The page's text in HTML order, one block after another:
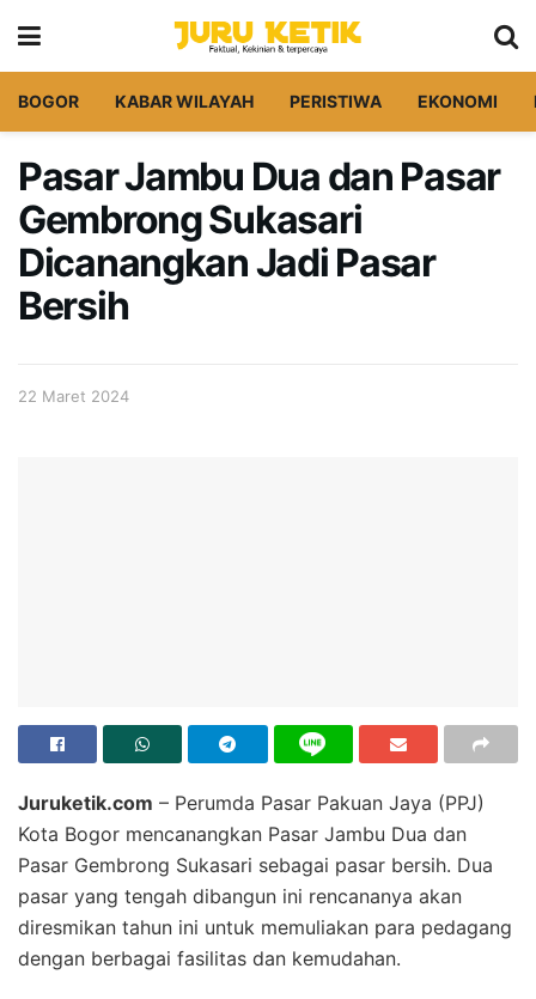
BOGOR KABAR WILAYAH PERISTIWA EKONOMI
Pasar Jambu Dua dan Pasar
Gembrong Sukasari
Dicanangkan Jadi Pasar
Bersih
22 Maret 2024
Juruketik.com – Perumda Pasar Pakuan Jaya (PPJ)
Kota Bogor mencanangkan Pasar Jambu Dua dan
Pasar Gembrong Sukasari sebagai pasar bersih. Dua
pasar yang tengah dibangun ini rencananya akan
diresmikan tahun ini untuk memuliakan para pedagang
dengan berbagai fasilitas dan kemudahan.